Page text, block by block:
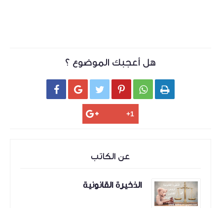
هل أعجبك الموضوع ؟
     
عن الكاتب
الذخيرة القانونية